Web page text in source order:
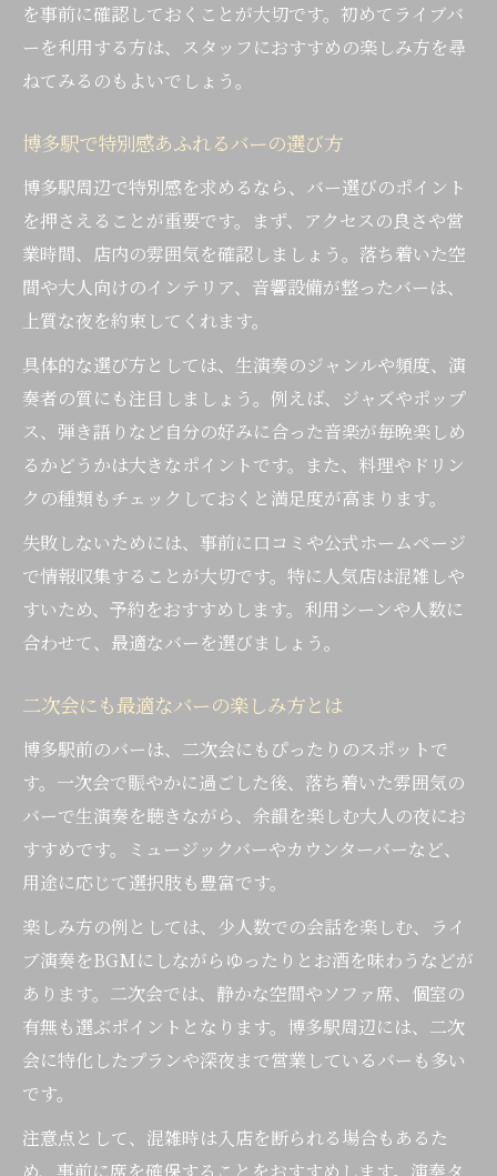
を事前に確認しておくことが大切です。初めてライブバ
ーを利用する方は、スタッフにおすすめの楽しみ方を尋
ねてみるのもよいでしょう。
博多駅で特別感あふれるバーの選び方
博多駅周辺で特別感を求めるなら、バー選びのポイント
を押さえることが重要です。まず、アクセスの良さや営
業時間、店内の雰囲気を確認しましょう。落ち着いた空
間や大人向けのインテリア、音響設備が整ったバーは、
上質な夜を約束してくれます。
具体的な選び方としては、生演奏のジャンルや頻度、演
奏者の質にも注目しましょう。例えば、ジャズやポップ
ス、弾き語りなど自分の好みに合った音楽が毎晩楽しめ
るかどうかは大きなポイントです。また、料理やドリン
クの種類もチェックしておくと満足度が高まります。
失敗しないためには、事前に口コミや公式ホームページ
で情報収集することが大切です。特に人気店は混雑しや
すいため、予約をおすすめします。利用シーンや人数に
合わせて、最適なバーを選びましょう。
二次会にも最適なバーの楽しみ方とは
博多駅前のバーは、二次会にもぴったりのスポットで
す。一次会で賑やかに過ごした後、落ち着いた雰囲気の
バーで生演奏を聴きながら、余韻を楽しむ大人の夜にお
すすめです。ミュージックバーやカウンターバーなど、
用途に応じて選択肢も豊富です。
楽しみ方の例としては、少人数での会話を楽しむ、ライ
ブ演奏をBGMにしながらゆったりとお酒を味わうなどが
あります。二次会では、静かな空間やソファ席、個室の
有無も選ぶポイントとなります。博多駅周辺には、二次
会に特化したプランや深夜まで営業しているバーも多い
です。
注意点として、混雑時は入店を断られる場合もあるた